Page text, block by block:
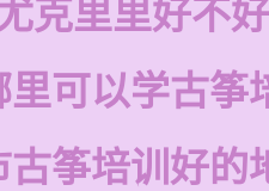
克里里好不好
里可以学古筝
古筝培训好的